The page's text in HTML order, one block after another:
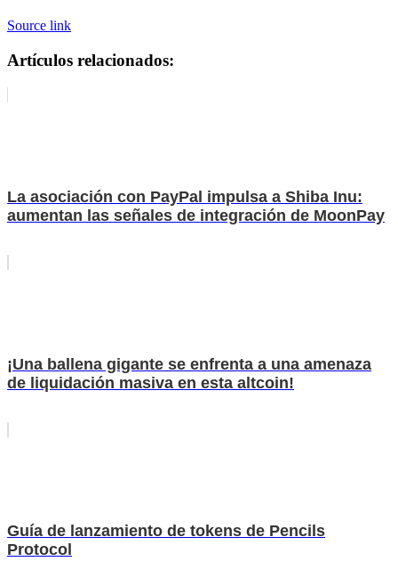
Source link
Artículos relacionados:
La asociación con PayPal impulsa a Shiba Inu:
aumentan las señales de integración de MoonPay
¡Una ballena gigante se enfrenta a una amenaza
de liquidación masiva en esta altcoin!
Guía de lanzamiento de tokens de Pencils
Protocol